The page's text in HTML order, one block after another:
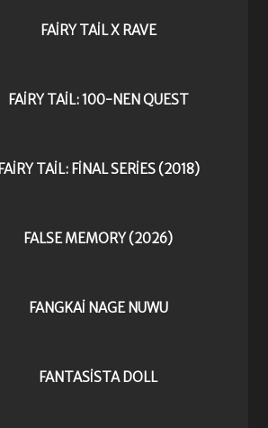
FAIRY TAIL X RAVE
FAIRY TAIL: 100-NEN QUEST
FAIRY TAIL: FINAL SERIES (2018)
FALSE MEMORY (2026)
FANGKAI NAGE NUWU
FANTASISTA DOLL